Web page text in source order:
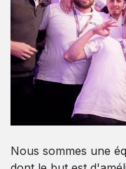
Nous sommes une